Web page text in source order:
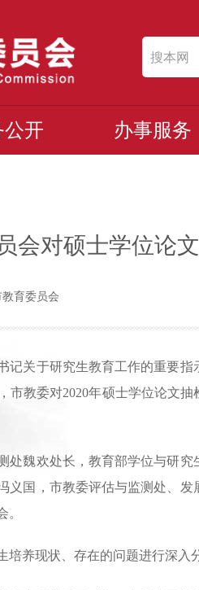
搜本网
公开 办事服务
会对硕士学位论
育委员会
关于研究生教育工作的重要指
市教委对2020年硕士学位论文
魏欢处长，教育部学位与研究
义国，市教委评估与监测处、
。
现状、存在的问题进行深入